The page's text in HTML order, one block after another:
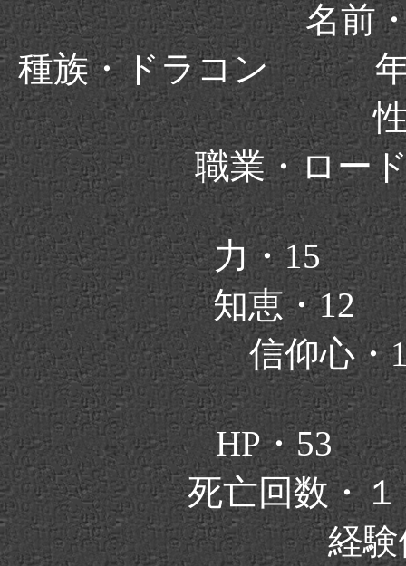
名前
種族・ドラコ
職業・ロ
力・15
知恵・
信仰心
HP・53
死亡回数
経験